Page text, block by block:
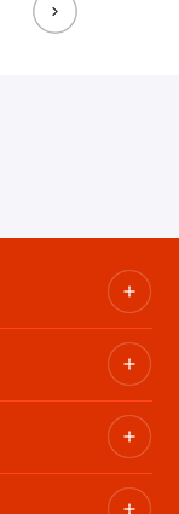
événements sur
Lien externe